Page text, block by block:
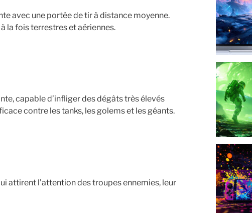
avec une portée de tir à distance moyenne.
la fois terrestres et aériennes.
capable d’infliger des dégâts très élevés
contre les tanks, les golems et les géants.
attirent l’attention des troupes ennemies, leur